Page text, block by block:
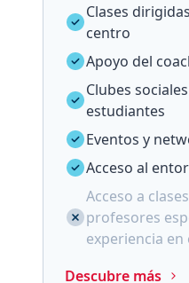
Clases
centro
Apoyo del
Clubes
estudiantes
Eventos y
Acceso al
Acceso a
profesores
experiencia en
Descubre más